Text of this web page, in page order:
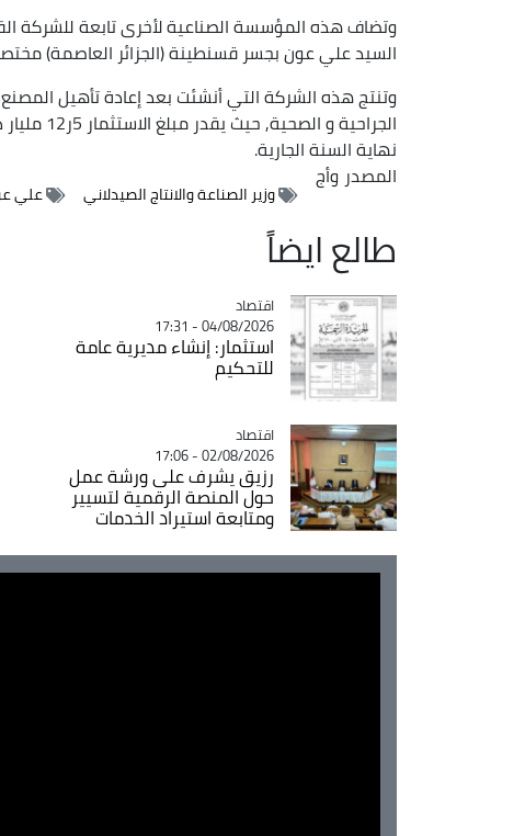
وتضاف هذه المؤسسة الصناعية لأخرى تابعة للشركة
السيد علي عون بجسر قسنطينة (الجزائر العاصمة)
وتنتج هذه الشركة التي أنشئت بعد إعادة تأهيل
نهاية السنة الجارية.
المصدر وأج
وزير الصناعة والانتاج الصيدلاني علي
طالع ايضاً
Catégorie
اقتصاد
04/08/2026 - 17:31
استثمار: إنشاء مديرية عامة
للتحكيم
Catégorie
اقتصاد
02/08/2026 - 17:06
رزيق يشرف على ورشة عمل
حول المنصة الرقمية لتسيير
ومتابعة استيراد الخدمات